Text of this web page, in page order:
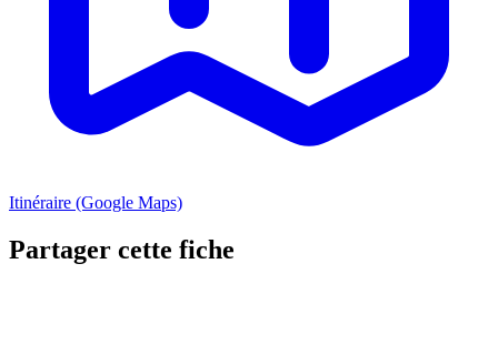
Itinéraire (Google Maps)
Partager cette fiche